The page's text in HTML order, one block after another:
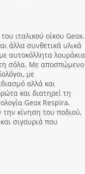
ιταλικού οίκου Geox.
άλλα συνθετικά υλικά
αυτοκόλλητα λουράκια
σόλα. Με αποσπώμενο
με
αλλά και
και διατηρεί τη
Geox Respira.
την κίνηση του ποδιού,
σιγουριά που